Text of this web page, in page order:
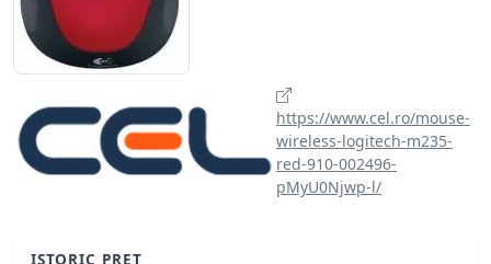
https://www.cel.ro/mouse-
wireless-logitech-m235-
red-910-002496-
pMyU0Njwp-l/
ISTORIC PREȚ